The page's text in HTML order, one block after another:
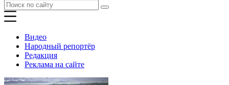
Видео
Народный репортёр
Редакция
Реклама на сайте